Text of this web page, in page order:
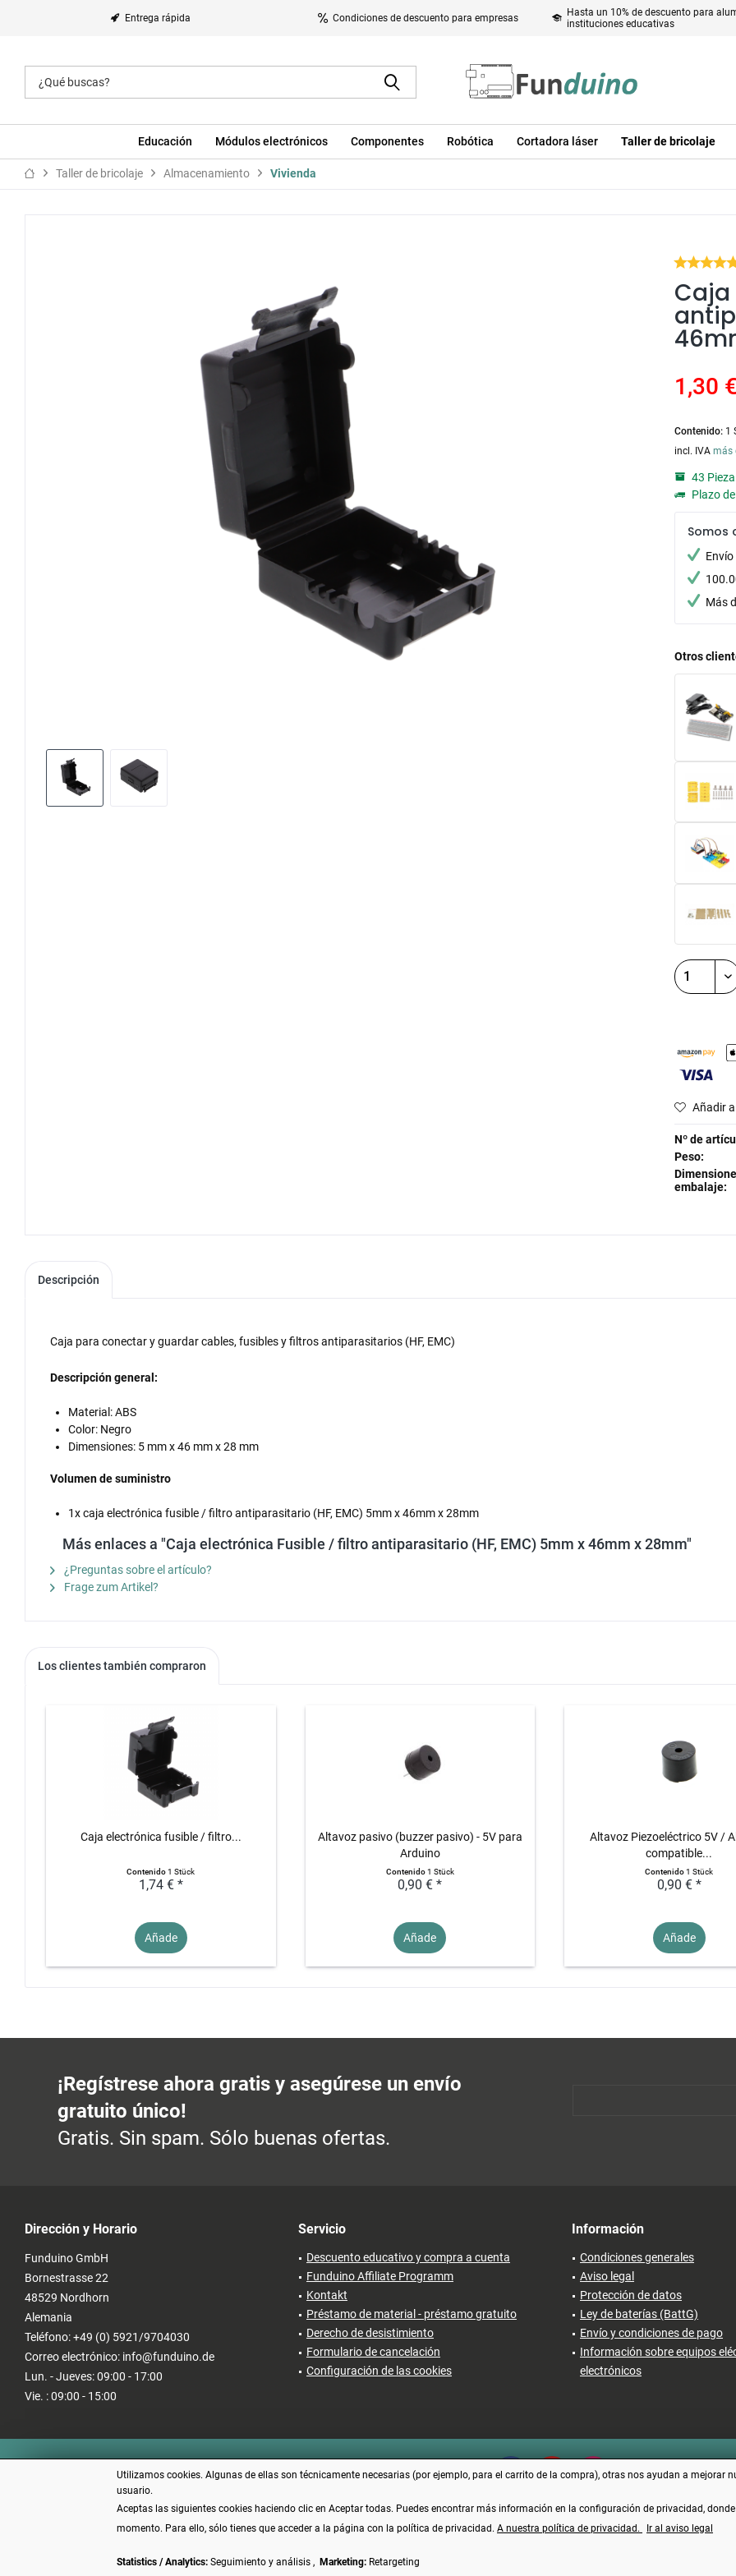
Entrega rápida Condiciones de descuento para empresas
Hasta un 10% de descuento para
instituciones educativas
Educación Módulos electrónicos Componentes Robótica Cortadora láser Taller de bricolaje
Taller de bricolaje Almacenamiento Vivienda
1,30
Contenido: 1
incl. IVAmás
43
Plazo
Somos
Más
Otros
Añadir
Nº de
Peso:
embalaje:
Descripción
Caja para conectar y guardar cables, fusibles y filtros antiparasitarios (HF, EMC)
Descripción general:
Material: ABS
Color: Negro
Dimensiones: 5 mm x 46 mm x 28 mm
Volumen de suministro
1x caja electrónica fusible / filtro antiparasitario (HF, EMC) 5mm x 46mm x 28mm
Más enlaces a "Caja electrónica Fusible / filtro antiparasitario (HF, EMC) 5mm x 46mm x 28mm"
¿Preguntas sobre el artículo?
Frage zum Artikel?
Los clientes también compraron
Caja electrónica fusible / filtro...
Contenido1 Stück
1,74 € *
Añade
Altavoz pasivo (buzzer pasivo) - 5V para
Arduino
Contenido1 Stück
0,90 € *
Añade
Altavoz Piezoeléctrico 5V /
compatible...
Contenido1 Stück
0,90 € *
Añade
¡Regístrese ahora gratis y asegúrese un envío
gratuito único!
Gratis. Sin spam. Sólo buenas ofertas.
Dirección y Horario
Funduino GmbH
Bornestrasse 22
48529 Nordhorn
Alemania
Teléfono: +49 (0) 5921/9704030
Correo electrónico: info@funduino.de
Lun. - Jueves: 09:00 - 17:00
Vie. : 09:00 - 15:00
Servicio
Descuento educativo y compra a cuenta
Funduino Affiliate Programm
Kontakt
Préstamo de material - préstamo gratuito
Derecho de desistimiento
Formulario de cancelación
Configuración de las cookies
Información
Condiciones generales
Aviso legal
Protección de datos
Ley de baterías (BattG)
Envío y condiciones de pago
Información sobre equipos
electrónicos
* Todos los precios incluyen el IVA más los
Utilizamos cookies. Algunas de ellas son técnicamente necesarias (por ejemplo, para el carrito de la compra), otras nos ayudan a mejorar
usuario.
Aceptas las siguientes cookies haciendo clic en Aceptar todas. Puedes encontrar más información en la configuración de privacidad,
momento. Para ello, sólo tienes que acceder a la página con la política de privacidad. A nuestra política de privacidad. Ir al aviso legal
Statistics / Analytics: Seguimiento y análisis , Marketing: Retargeting